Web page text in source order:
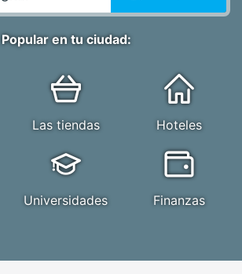
Popular en tu ciudad:
Las tiendas Hoteles
Universidades Finanzas